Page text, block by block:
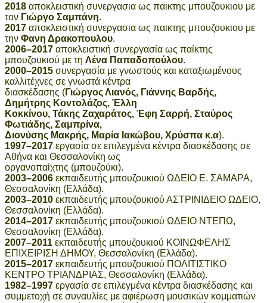
2018 αποκλειστική συνεργασια ως παικτης μπουζουκιου με
τον Γιώργο Σαμπάνη.
2017 αποκλειστική συνεργασια ως παικτης μπουζουκιου με
την Φανη Δρακοπουλου.
2006–2017 αποκλειστική συνεργασία ως παίκτης
μπουζουκιού με τη Λένα Παπαδοπούλου.
2000–2015 συνεργασία με γνωστούς και καταξιωμένους
καλλιτέχνες σε γνωστά κέντρα
διασκέδασης (Γιώργος Λιανός, Γιάννης Βαρδής,
Δημήτρης Κοντολάζος, Έλλη
Κοκκίνου, Τάκης Ζαχαράτος, Έφη Σαρρή, Σταύρος
Φωτιάδης, Σαμπρίνα,
Διονύσης Μακρής, Μαρία Ιακώβου, Χρύσπα κ.α).
1997–2017 εργασία σε επιλεγμένα κέντρα διασκέδασης σε
Αθήνα και Θεσσαλονίκη ως
οργανοπαίχτης (μπουζούκι).
2003–2006 εκπαιδευτής μπουζουκιού ΩΔΕΙΟ Ε. ΣΑΜΑΡΑ,
Θεσσαλονίκη (Ελλάδα).
2003–2010 εκπαιδευτής μπουζουκιού ΑΣΤΡΙΝΙΔΕΙΟ ΩΔΕΙΟ,
Θεσσαλονίκη (Ελλάδα).
2014–2017 εκπαιδευτής μπουζουκιού ΩΔΕΙΟ ΝΤΕΠΩ,
Θεσσαλονίκη (Ελλάδα).
2007–2011 εκπαιδευτής μπουζουκιού ΚΟΙΝΩΦΕΛΗΣ
ΕΠΙΧΕΙΡΙΣΗ ΔΗΜΟΥ, Θεσσαλονίκη (Ελλάδα).
2015–2017 εκπαιδευτής μπουζουκιού ΠΟΛΙΤΙΣΤΙΚΟ
ΚΕΝΤΡΟ ΤΡΙΑΝΔΡΙΑΣ, Θεσσαλονίκη (Ελλάδα).
1982–1997 εργασία σε επιλεγμένα κέντρα διασκέδασης και
συμμετοχή σε συναυλίες με αφιέρωση μουσικών κομματιών